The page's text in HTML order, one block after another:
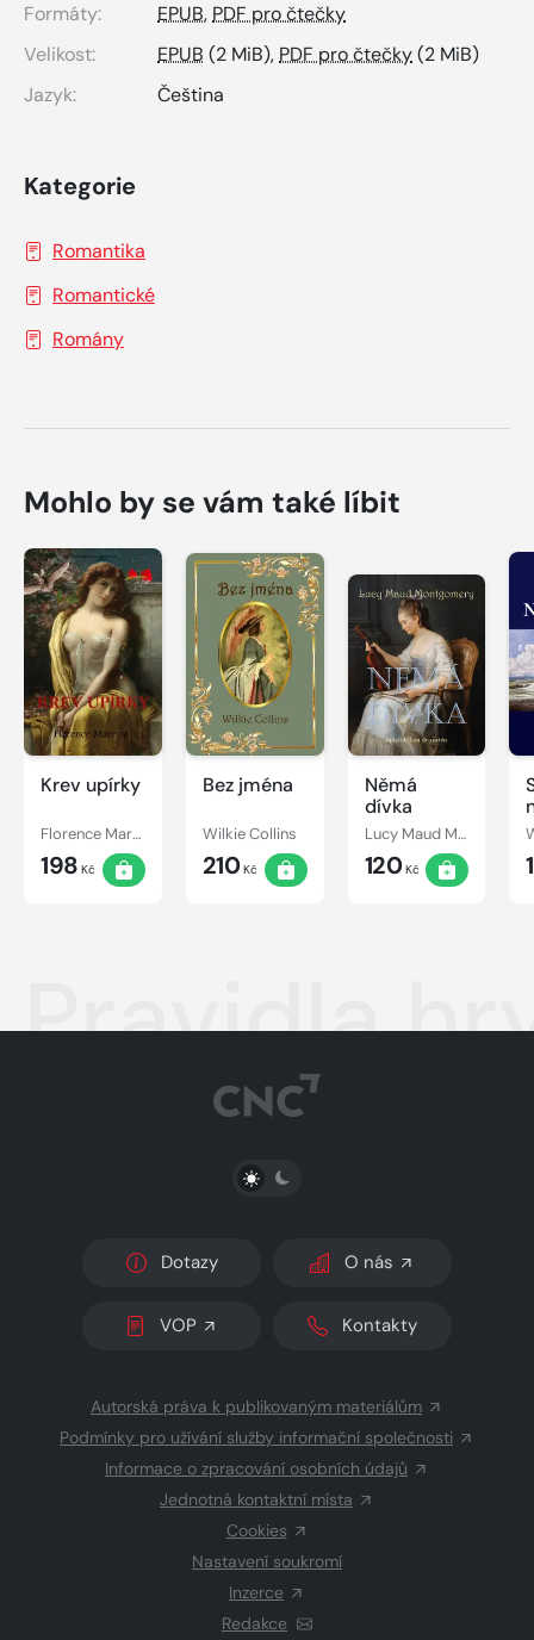
Formáty:
EPUB, PDF pro čtečky
Velikost:
EPUB (2 MiB), PDF pro čtečky(2 MiB)
Jazyk:
Čeština
Kategorie
Romantika
Romantické
Romány
Mohlo by se vám také líbit
Krev upírky
Florence Marryat
198 Kč
Bez jména
Wilkie Collins
210Kč
Němá
dívka
Lucy Maud Montgomery
120Kč
Pravidla
PŘEPNOUT SVĚTLÝ/TMAVÝ REŽIM
Dotazy O nás
VOP Kontakty
Autorská práva k publikovaným materiálům
Podmínky pro užívání služby informační společnosti
Informace o zpracování osobních údajů
Jednotná kontaktní místa
Cookies
Nastavení soukromí
Inzerce
Redakce